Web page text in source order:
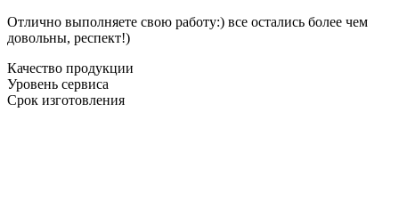
Отлично выполняете свою работу:) все остались более чем
довольны, респект!)
Качество продукции
Уровень сервиса
Срок изготовления